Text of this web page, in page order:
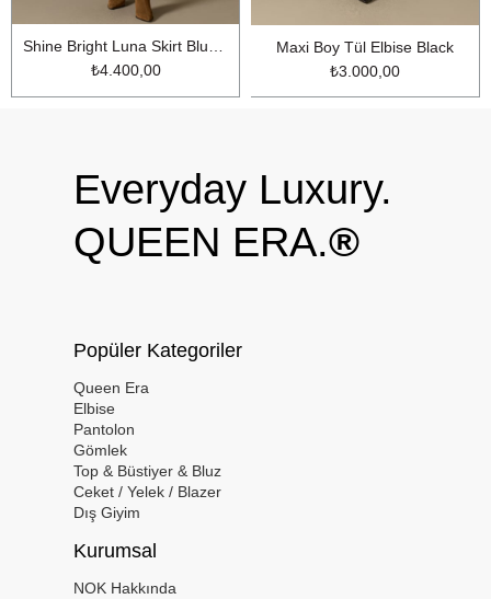
₺4.400,00
Maxi Boy Tül Elbise Black
₺3.000,00
Everyday Luxury.
QUEEN ERA.®
Popüler Kategoriler
Queen Era
Elbise
Pantolon
Gömlek
Top & Büstiyer & Bluz
Ceket / Yelek / Blazer
Dış Giyim
Kurumsal
NOK Hakkında